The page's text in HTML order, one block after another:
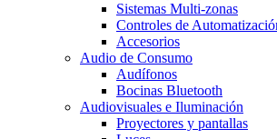
Sistemas Multi-zonas
Controles de
Accesorios
Audio de Consumo
Audífonos
Bocinas Bluetooth
Audiovisuales e Iluminación
Proyectores y pantallas